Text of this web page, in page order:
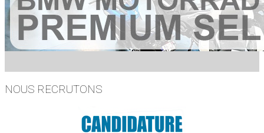
NOUS RECRUTONS